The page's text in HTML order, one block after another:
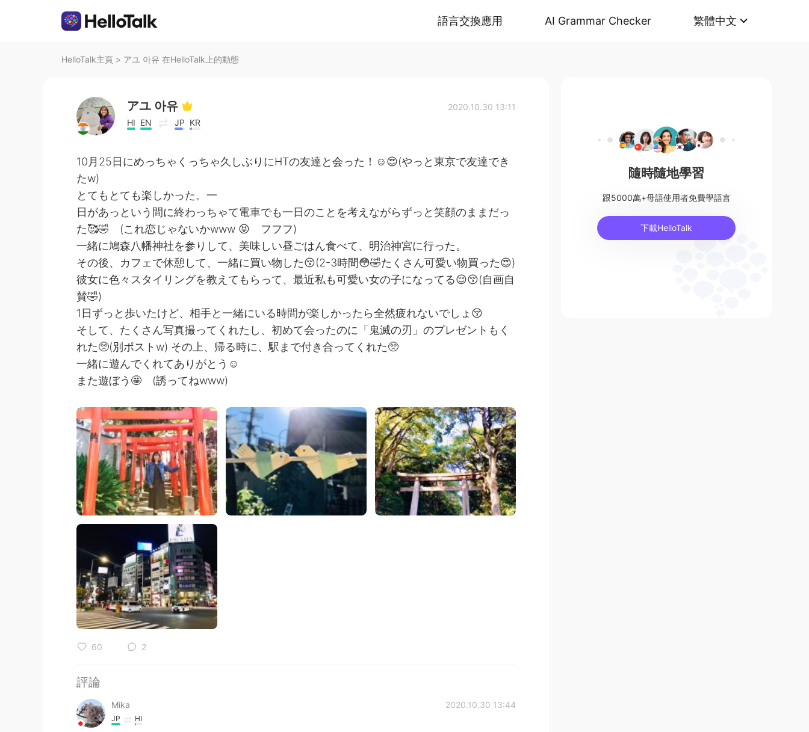
語言交換應用 AI Grammar Checker 繁體中文
HelloTalk主頁 > アユ 아유 在HelloTalk上的動態
アユ 아유
HI EN JP KR
2020.10.30 13:11
10月25日にめっちゃくっちゃ久しぶりにHTの友達と会った！☺😍(やっと東京で友達でき
たw)
とてもとても楽しかった。一
日があっという間に終わっちゃて電車でも一日のことを考えながらずっと笑顔のままだっ
た🥰🤣 (これ恋じゃないかwww 😝 フフフ)
一緒に鳩森八幡神社を参りして、美味しい昼ごはん食べて、明治神宮に行った。
その後、カフェで休憩して、一緒に買い物した😚(2-3時間😳🤣たくさん可愛い物買った😍)
彼女に色々スタイリングを教えてもらって、最近私も可愛い女の子になってる😌😚(自画自
賛🤣)
1日ずっと歩いたけど、相手と一緒にいる時間が楽しかったら全然疲れないでしょ😚
そして、たくさん写真撮ってくれたし、初めて会ったのに「鬼滅の刃」のプレゼントもく
れた🥺(別ポストw) その上、帰る時に、駅まで付き合ってくれた🥺
一緒に遊んでくれてありがとう☺️
また遊ぼう🤩 (誘ってねwww)
60 2
評論
Mika 2020.10.30 13:44
JP HI
隨時隨地學習
跟5000萬+母語使用者免費學語言
下載HelloTalk